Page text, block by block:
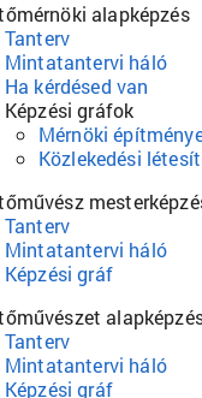
alapképzés
Tanterv
Mintatantervi háló
Ha kérdésed van
Képzési gráfok
Mérnöki
Közlekedési
Tanterv
Mintatantervi háló
Képzési gráf
Tanterv
Mintatantervi háló
Képzési gráf